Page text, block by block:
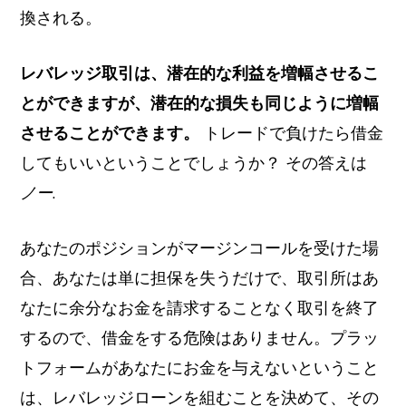
換される。
レバレッジ取引は、潜在的な利益を増幅させるこ
とができますが、潜在的な損失も同じように増幅
させることができます。
トレードで負けたら借金
してもいいということでしょうか？ その答えは
ノー.
あなたのポジションがマージンコールを受けた場
合、あなたは単に担保を失うだけで、取引所はあ
なたに余分なお金を請求することなく取引を終了
するので、借金をする危険はありません。プラッ
トフォームがあなたにお金を与えないということ
は、レバレッジローンを組むことを決めて、その